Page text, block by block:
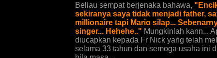
Beliau sempat berjenaka bahawa,
sekiranya saya tidak menjadi father,
millionaire tapi Mario silap...
singer... Hehehe.." Mungkinlah kann...
diucapkan kepada Fr Nick yang telah
selama 33 tahun dan semoga usaha ini